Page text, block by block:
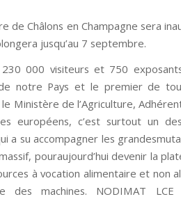
de Châlons en Champagne sera
jusqu’au 7 septembre.
000 visiteurs et 750
notre Pays et le premier de
Ministère de l’Agriculture,
européens, c’est surtout un
a su accompagner les
pouraujourd’hui devenir la
à vocation alimentaire et non
des machines. NODIMAT